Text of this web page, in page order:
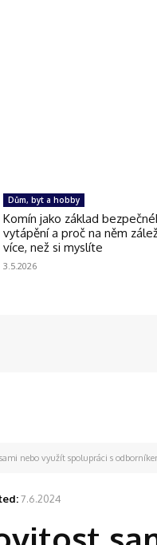
Dům, byt a hobby
Komín jako základ
vytápění a proč na něm
více, než si myslíte
3.5.2026